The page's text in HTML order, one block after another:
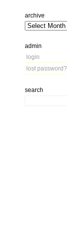
archive
admin
login
lost password?
search